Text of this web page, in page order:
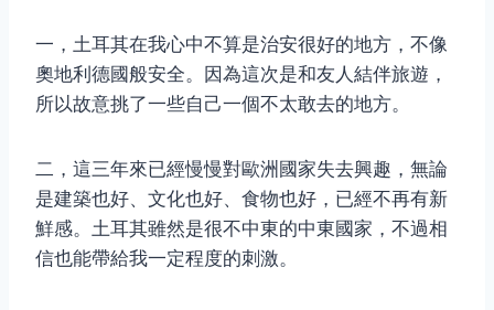
一，土耳其在我心中不算是治安很好的地方，不像
奧地利德國般安全。因為這次是和友人結伴旅遊，
所以故意挑了一些自己一個不太敢去的地方。
二，這三年來已經慢慢對歐洲國家失去興趣，無論
是建築也好、文化也好、食物也好，已經不再有新
鮮感。土耳其雖然是很不中東的中東國家，不過相
信也能帶給我一定程度的刺激。